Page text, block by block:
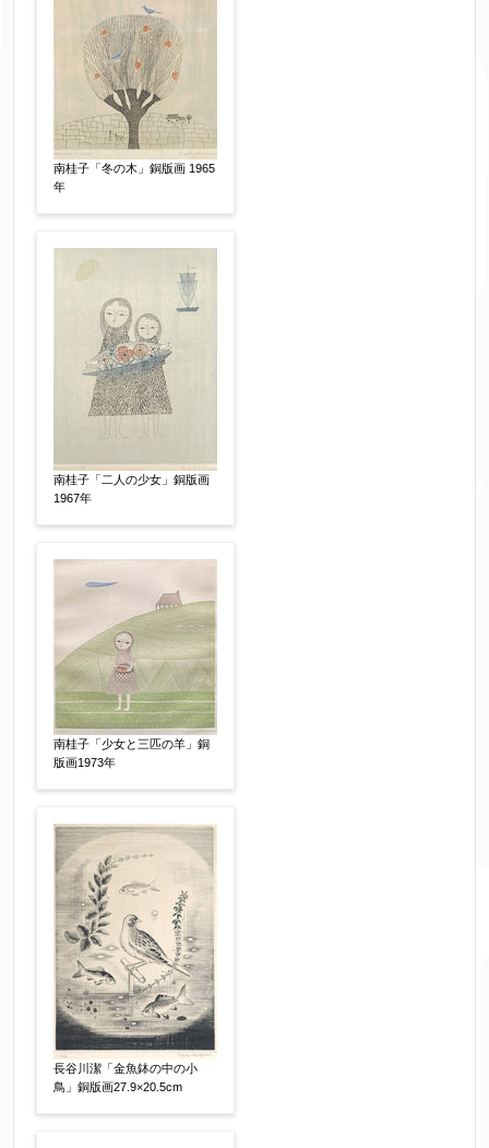
メールアドレス 【必須】
※送信完了後こちらのメールアドレス宛に自動で
送信確認メールをお送りします。もし送信確認メ
ールが受信されない場合は、送信が完了していな
により弊社からのお返事も受信できない場合がご
ざいますので、お電話(
合わせください。
電話番号 【必須】
※携帯電話などご連絡が取りやすいお電話番号を
お願い致します。
郵便番号 【必須】
↓郵便番号を入力すると住所の最初が自動入力さ
れます。番地以下は任意でも結構です。
ご住所 【必須】
ご要望などがございましたらご入力ください
【任意】
南桂子「冬の木」銅版画 1965
年
南桂子「二人の少女」銅版画
1967年
南桂子「少女と三匹の羊」銅
版画1973年
長谷川潔「金魚鉢の中の小
鳥」銅版画27.9×20.5cm